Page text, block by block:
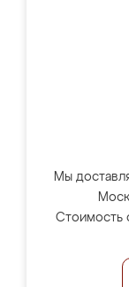
Мы
Стоимость